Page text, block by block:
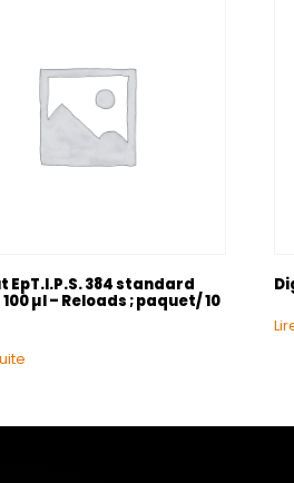
EpT.I.P.S. 384 standard
100 µl – Reloads ; paquet/ 10